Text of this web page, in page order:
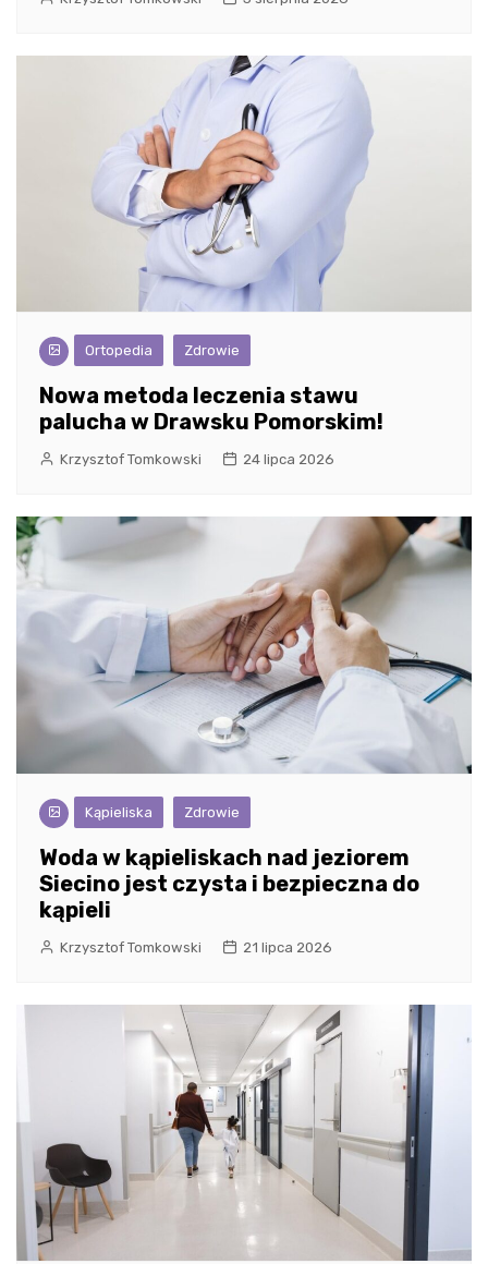
Ortopedia Zdrowie
Nowa metoda leczenia stawu
palucha w Drawsku Pomorskim!
Krzysztof Tomkowski 24 lipca 2026
Kąpieliska Zdrowie
Woda w kąpieliskach nad jeziorem
Siecino jest czysta i bezpieczna do
kąpieli
Krzysztof Tomkowski 21 lipca 2026